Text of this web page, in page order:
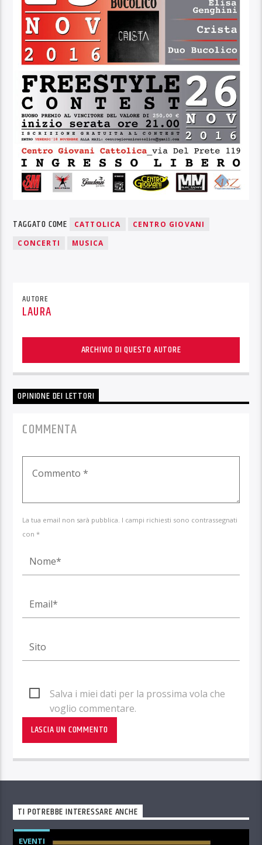
TAGGATO COME CATTOLICA
CENTRO GIOVANI
CONCERTI
MUSICA
AUTORE
LAURA
ARCHIVIO DI QUESTO AUTORE
OPINIONE DEI LETTORI
COMMENTA
La tua email non sarà pubblica. I campi richiesti sono contrassegnati
con *
Salva i miei dati per la prossima vola che
voglio commentare.
TI POTREBBE INTERESSARE ANCHE
EVENTI